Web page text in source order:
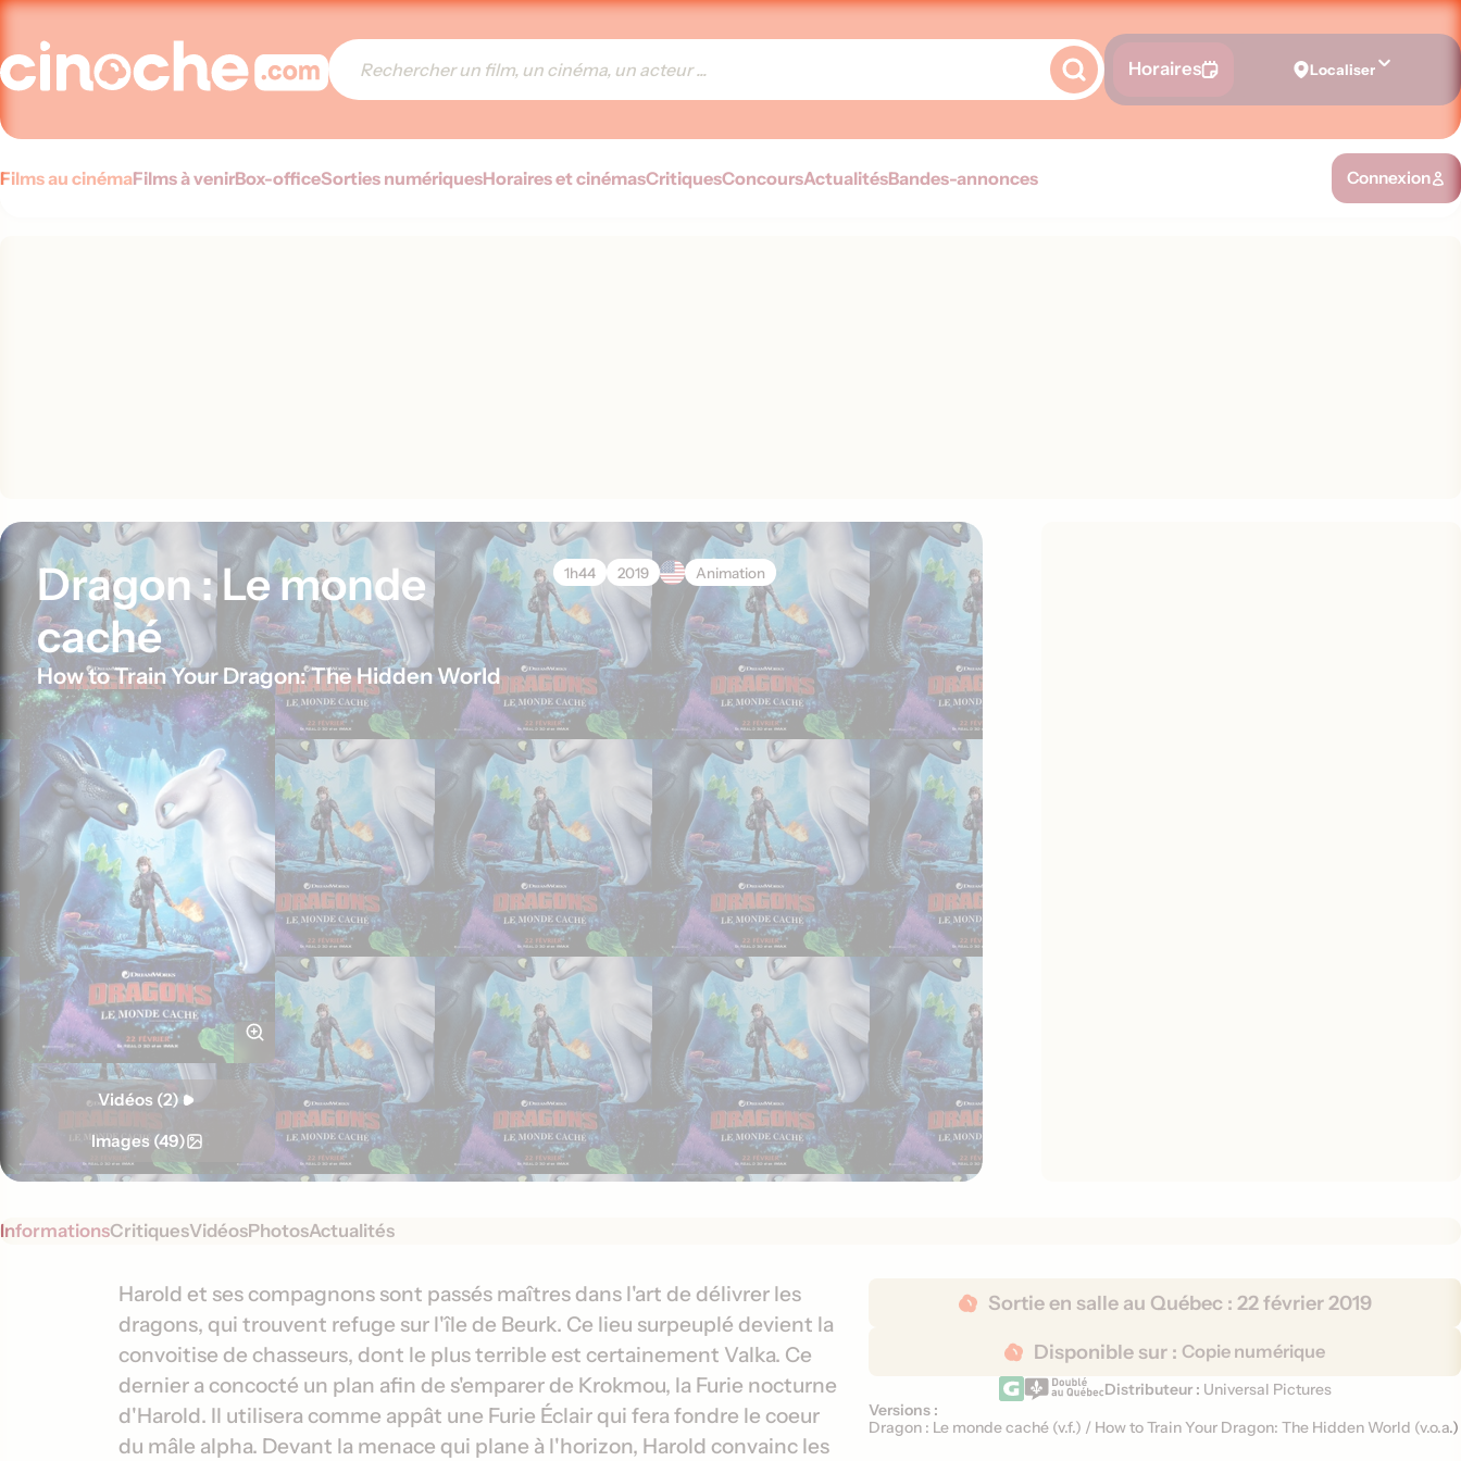
Horaires Localiser
Films au cinémaFilms à venirBox-officeSorties numériquesHoraires et cinémasCritiquesConcoursActualitésBandes-annonces Connexion
Dragon : Le monde
caché
How to Train Your Dragon: The Hidden World
1h44 2019 Animation
Vidéos (2)
Images (49)
InformationsCritiquesVidéosPhotosActualités
S
y
o
p
s
i
Harold et ses compagnons sont passés maîtres dans l'art de délivrer les
dragons, qui trouvent refuge sur l'île de Beurk. Ce lieu surpeuplé devient la
convoitise de chasseurs, dont le plus terrible est certainement Valka. Ce
dernier a concocté un plan afin de s'emparer de Krokmou, la Furie nocturne
d'Harold. Il utilisera comme appât une Furie Éclair qui fera fondre le coeur
du mâle alpha. Devant la menace qui plane à l'horizon, Harold convainc les
l
Sortie en salle au Québec : 22 février 2019
Disponible sur : Copie numérique
Distributeur : Universal Pictures
V
e
Versions :
Dragon : Le monde caché (v.f.) / How to Train Your Dragon: The Hidden World (v.o.a.)